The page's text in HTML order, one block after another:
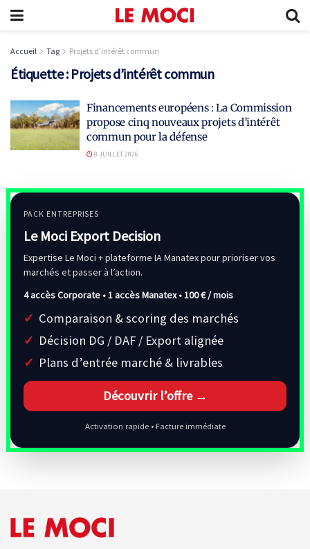
Accueil Tag Projets d'intérêt commun
Étiquette : Projets d’intérêt commun
Financements européens : La Commission
propose cinq nouveaux projets d’intérêt
commun pour la défense
8 JUILLET 2026
PACK ENTREPRISES
Le Moci Export Decision
Expertise Le Moci + plateforme IA Manatex pour prioriser vos
marchés et passer à l’action.
4 accès Corporate • 1 accès Manatex •100 € / mois
Comparaison & scoring des marchés
Décision DG / DAF / Export alignée
Plans d’entrée marché & livrables
Découvrir l’offre →
Activation rapide • Facture immédiate